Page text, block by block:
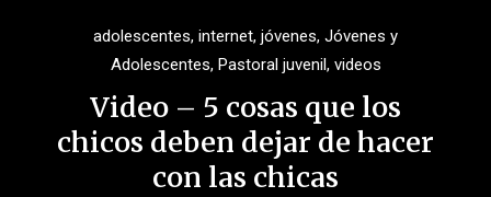
adolescentes, internet, jóvenes, Jóvenes y
Adolescentes, Pastoral juvenil, videos
Video – 5 cosas que los
chicos deben dejar de hacer
con las chicas